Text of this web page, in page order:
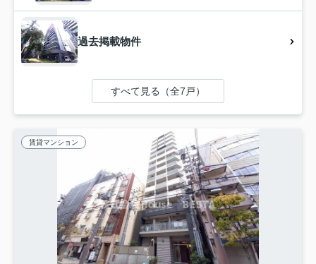
過去掲載物件
すべて見る（全7戸）
賃貸マンション